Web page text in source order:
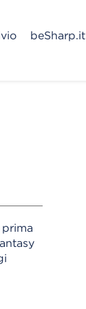
beSharp.it